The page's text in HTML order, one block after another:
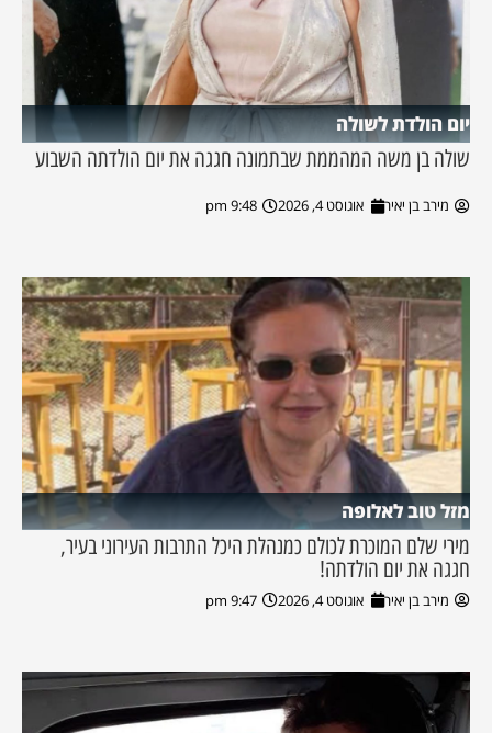
יום הולדת לשולה
שולה בן משה המהממת שבתמונה חגגה את יום הולדתה השבוע
מירב בן יאיר אוגוסט 4, 2026 9:48 pm
מזל טוב לאלופה
מירי שלם המוכרת לכולם כמנהלת היכל התרבות העירוני בעיר,
חגגה את יום הולדתה!
מירב בן יאיר אוגוסט 4, 2026 9:47 pm